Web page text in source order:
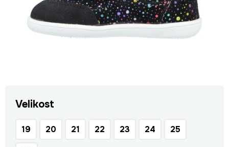
Velikost
19 20 21 22 23 24 25